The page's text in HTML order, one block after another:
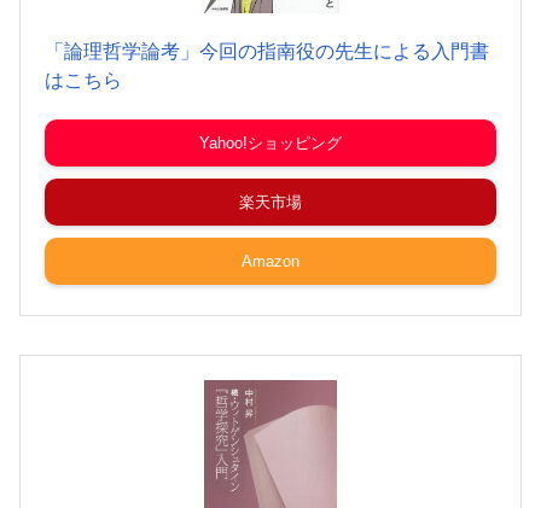
「論理哲学論考」今回の指南役の先生による入門書
はこちら
Yahoo!ショッピング
楽天市場
Amazon